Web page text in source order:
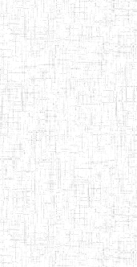
2010 ENIEG
2010 ENIEG
2014 ENIEG